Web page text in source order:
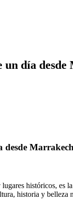
un día
desde
históricos, es
historia y